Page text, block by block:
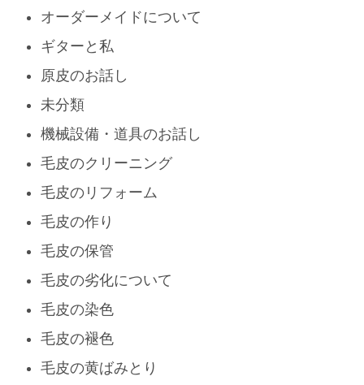
オーダーメイドについて
ギターと私
原皮のお話し
未分類
機械設備・道具のお話し
毛皮のクリーニング
毛皮のリフォーム
毛皮の作り
毛皮の保管
毛皮の劣化について
毛皮の染色
毛皮の褪色
毛皮の黄ばみとり